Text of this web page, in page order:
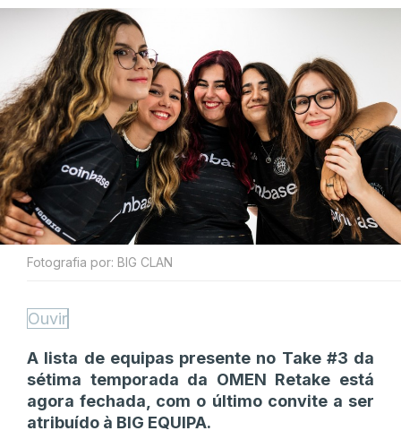
Fotografia por: BIG CLAN
Ouvir
A lista de equipas presente no Take #3 da
sétima temporada da OMEN Retake está
agora fechada, com o último convite a ser
atribuído à BIG EQUIPA.